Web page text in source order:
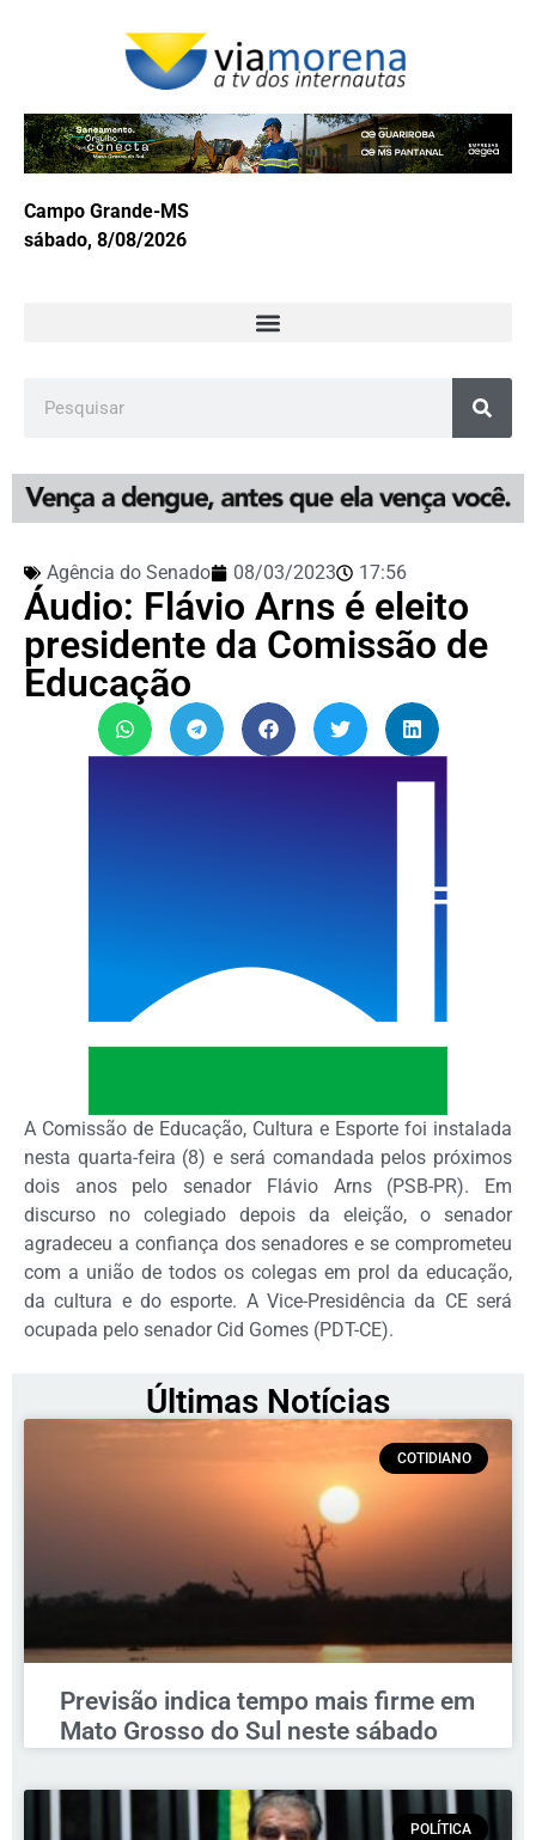
Campo Grande-MS
sábado, 8/08/2026
Agência do Senado 08/03/2023 17:56
Áudio: Flávio Arns é eleito
presidente da Comissão de
Educação
A Comissão de Educação, Cultura e Esporte foi instalada
nesta quarta-feira (8) e será comandada pelos próximos
dois anos pelo senador Flávio Arns (PSB-PR). Em
discurso no colegiado depois da eleição, o senador
agradeceu a confiança dos senadores e se comprometeu
com a união de todos os colegas em prol da educação,
da cultura e do esporte. A Vice-Presidência da CE será
ocupada pelo senador Cid Gomes (PDT-CE).
Últimas Notícias
COTIDIANO
Previsão indica tempo mais firme em
Mato Grosso do Sul neste sábado
POLÍTICA